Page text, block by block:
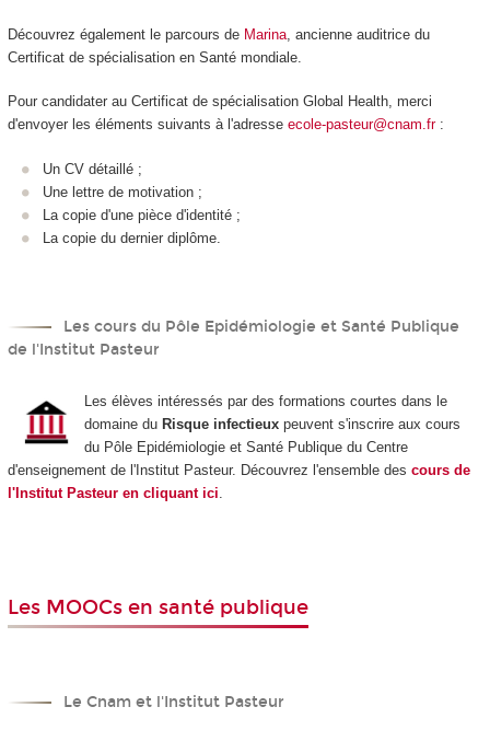
Découvrez également le parcours de Marina, ancienne auditrice du
Certificat de spécialisation en Santé mondiale.
Pour candidater au Certificat de spécialisation Global Health, merci
d'envoyer les éléments suivants à l'adresse ecole-pasteur@cnam.fr:
Un CV détaillé ;
Une lettre de motivation ;
La copie d'une pièce d'identité ;
La copie du dernier diplôme.
Les cours du Pôle Epidémiologie et Santé Publique
de l'Institut Pasteur
Les élèves intéressés par des formations courtes dans le
domaine du Risque infectieuxpeuvent s'inscrire aux cours
du Pôle Epidémiologie et Santé Publique du Centre
d'enseignement de l'Institut Pasteur. Découvrez l'ensemble des cours de
l'Institut Pasteur en cliquant ici.
Les MOOCs en santé publique
Le Cnam et l'Institut Pasteur